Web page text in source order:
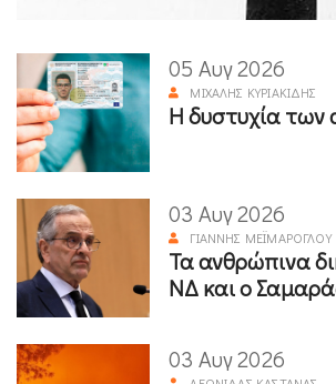
05 Αυγ 2026
ΜΙΧΆΛΗΣ ΚΥΡΙΑΚΊΔΗΣ
Η δυστυχία των
03 Αυγ 2026
ΓΙΆΝΝΗΣ ΜΕΪΜΆΡΟΓΛΟΥ
Τα ανθρώπινα
ΝΔ και ο
03 Αυγ 2026